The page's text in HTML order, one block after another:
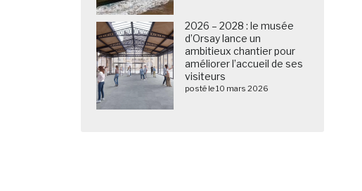
2026 – 2028 : le musée
d’Orsay lance un
ambitieux chantier pour
améliorer l’accueil de ses
visiteurs
posté le 10 mars 2026